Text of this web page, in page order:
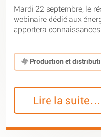
Mardi 22 septembre, le
webinaire dédié aux
apportera
Production et
Lire la suite…